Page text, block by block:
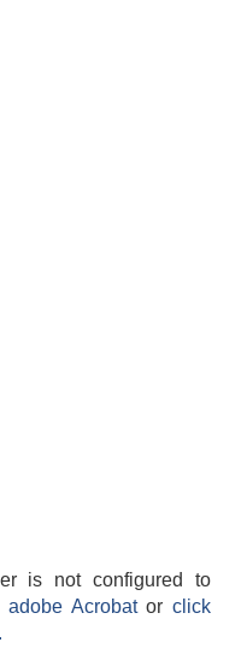
is not configured to
adobe Acrobatorclick